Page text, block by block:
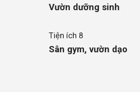
Vườn dưỡng sinh
Tiện ích 8
Sân gym, vườn dạo